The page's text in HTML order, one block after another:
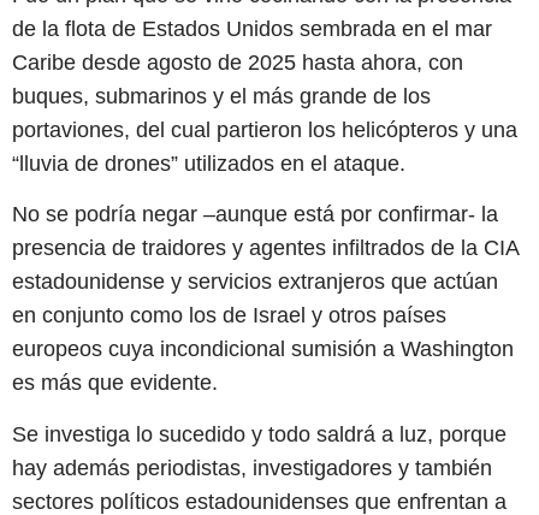
de la flota de Estados Unidos sembrada en el mar
Caribe desde agosto de 2025 hasta ahora, con
buques, submarinos y el más grande de los
portaviones, del cual partieron los helicópteros y una
“lluvia de drones” utilizados en el ataque.
No se podría negar –aunque está por confirmar- la
presencia de traidores y agentes infiltrados de la CIA
estadounidense y servicios extranjeros que actúan
en conjunto como los de Israel y otros países
europeos cuya incondicional sumisión a Washington
es más que evidente.
Se investiga lo sucedido y todo saldrá a luz, porque
hay además periodistas, investigadores y también
sectores políticos estadounidenses que enfrentan a